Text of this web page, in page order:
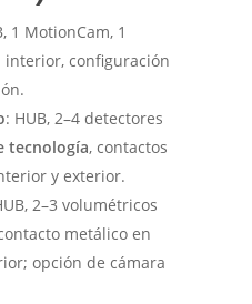
1 MotionCam, 1
interior, configuración
: HUB, 2–4 detectores
tecnología, contactos
y exterior.
2–3 volumétricos
metálico en
opción de cámara